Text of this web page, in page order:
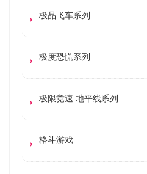
极品飞车系列
极度恐慌系列
极限竞速 地平线系列
格斗游戏